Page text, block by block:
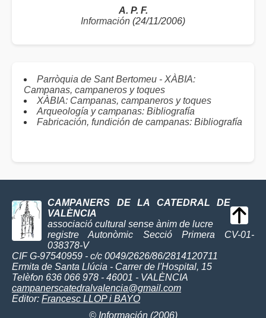
A. P. F.
Información (24/11/2006)
Parròquia de Sant Bertomeu - XÀBIA:
Campanas, campaneros y toques
XÀBIA: Campanas, campaneros y toques
Arqueología y campanas: Bibliografía
Fabricación, fundición de campanas: Bibliografía
CAMPANERS DE LA CATEDRAL DE
VALÈNCIA
associació cultural sense ànim de lucre
registre Autonòmic Secció Primera CV-01-
038378-V
CIF G-97540959 - c/c 0049/2626/86/2814120711
Ermita de Santa Llúcia - Carrer de l'Hospital, 15
Telèfon 636 066 978 - 46001 - VALÈNCIA
campanerscatedralvalencia@gmail.com
Editor: Francesc LLOP i BAYO
© Información(2006)